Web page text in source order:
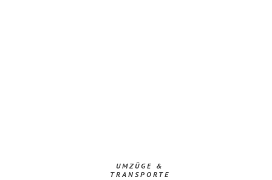
UMZÜGE &
TRANSPORTE